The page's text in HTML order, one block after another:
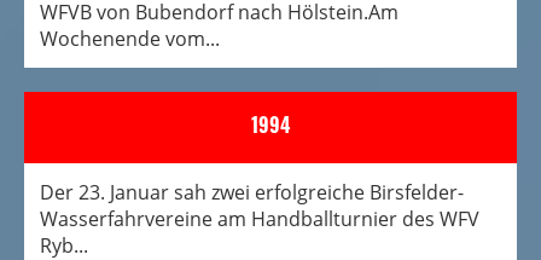
WFVB von Bubendorf nach Hölstein.Am
Wochenende vom...
1994
Der 23. Januar sah zwei erfolgreiche Birsfelder-
Wasserfahrvereine am Handballturnier des WFV
Ryb...